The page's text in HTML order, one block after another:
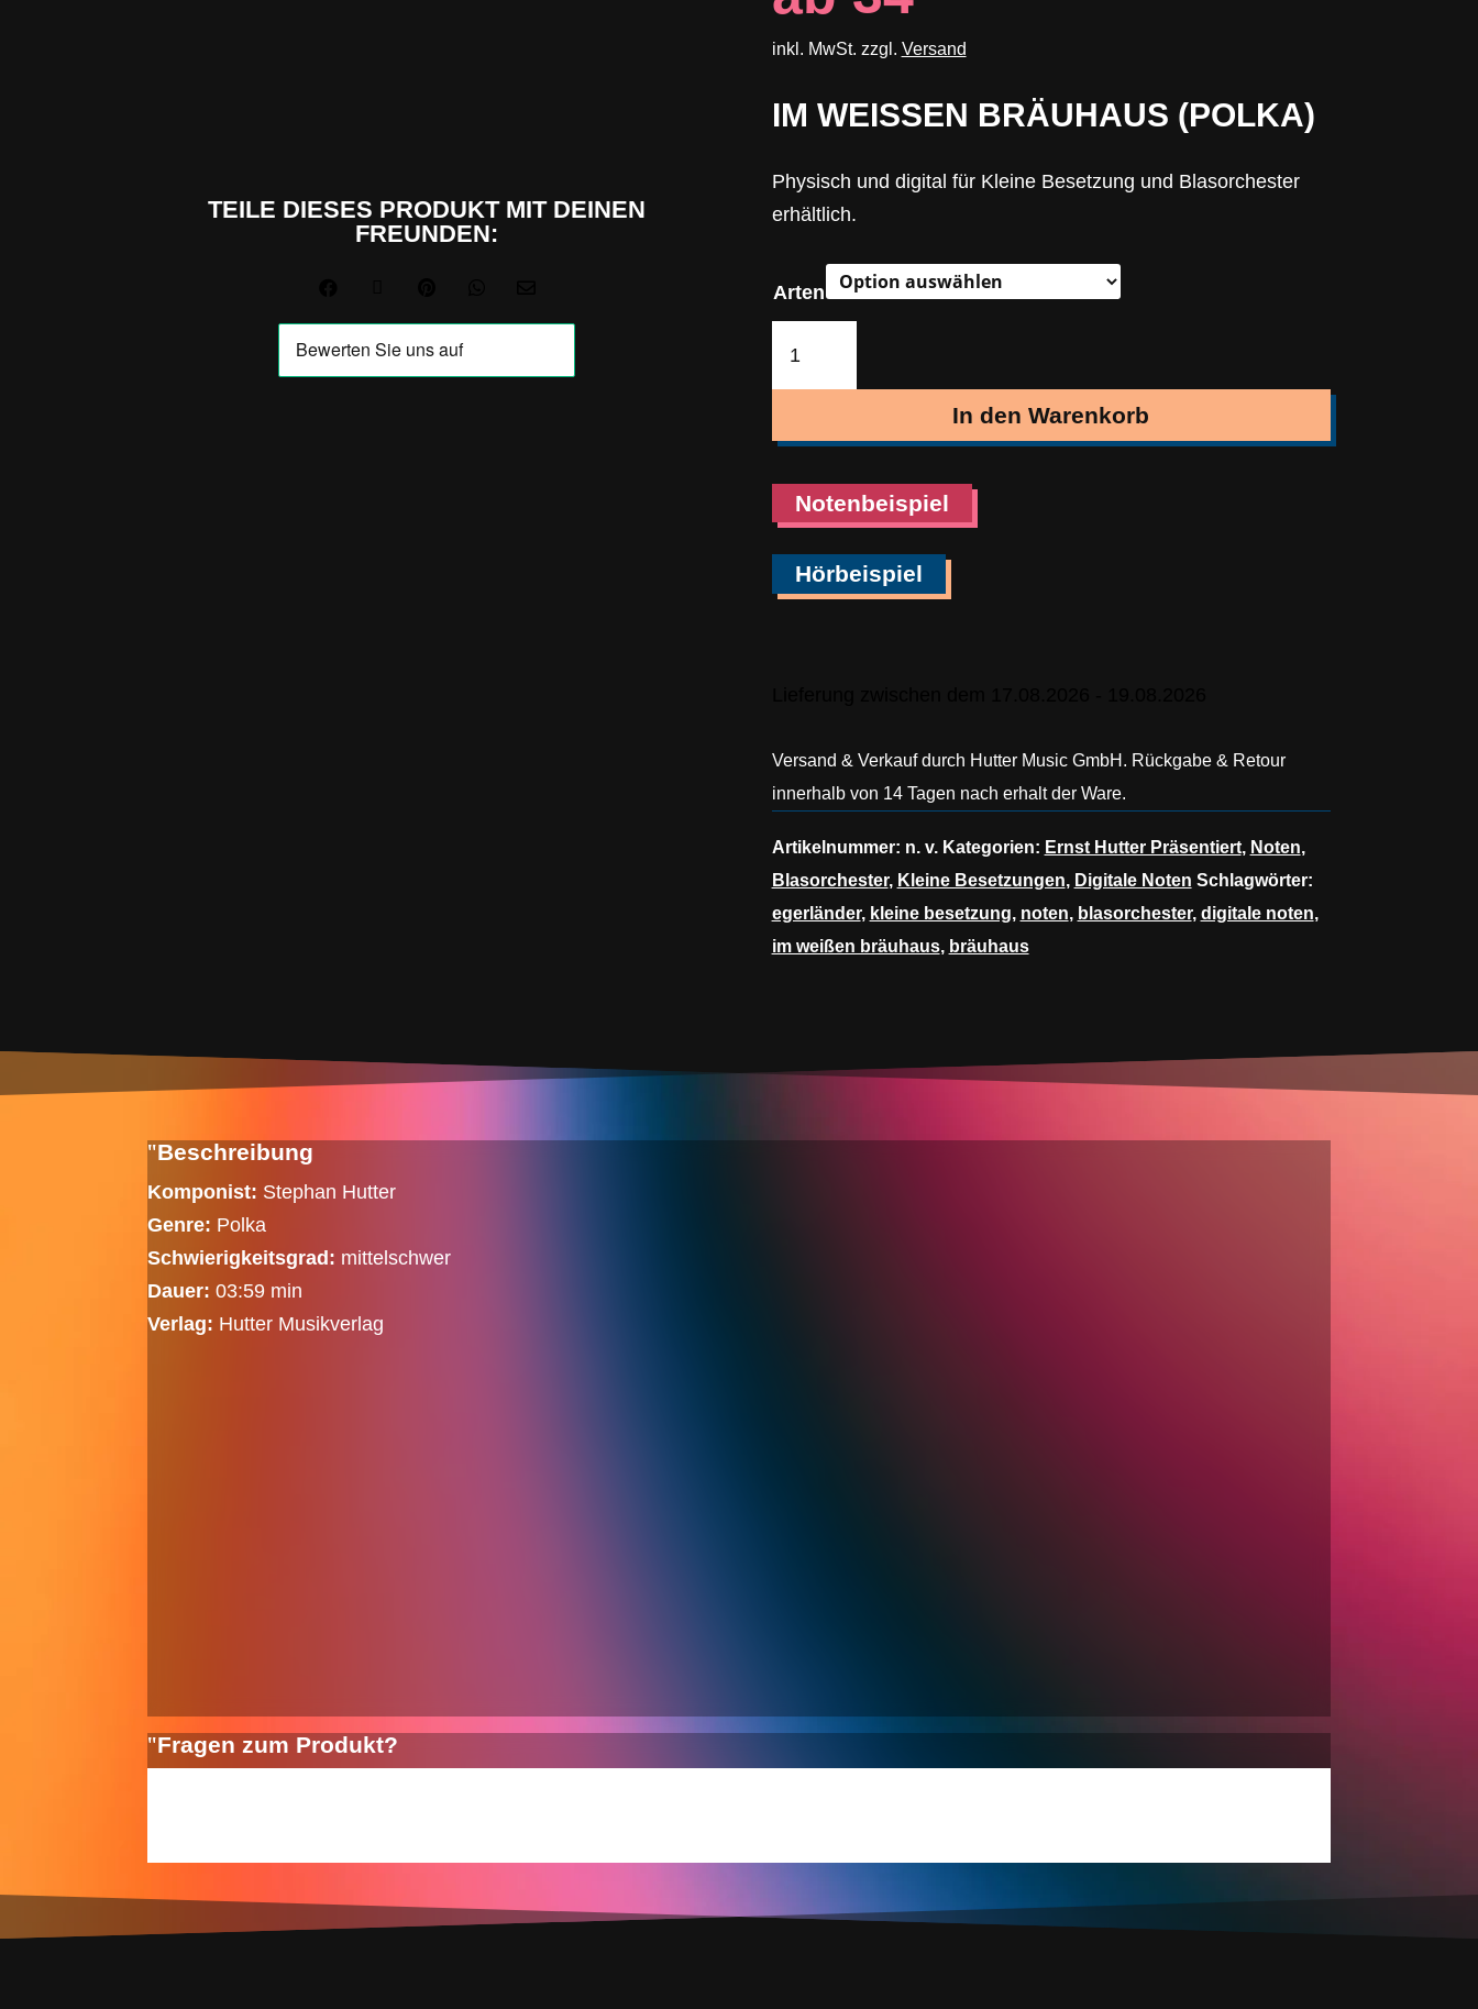
TEILE DIESES PRODUKT MIT DEINEN
FREUNDEN:
inkl. MwSt. zzgl. Versand
IM WEISSEN BRÄUHAUS (POLKA)
Physisch und digital für Kleine Besetzung und Blasorchester
erhältlich.
Arten
weißen
In den Warenkorb
Notenbeispiel
Hörbeispiel
Versand & Verkauf durch Hutter Music GmbH. Rückgabe & Retour
innerhalb von 14 Tagen nach erhalt der Ware.
Artikelnummer: n. v. Kategorien: Ernst Hutter Präsentiert, Noten,
Blasorchester, Kleine Besetzungen, Digitale Noten Schlagwörter:
egerländer, kleine besetzung, noten, blasorchester, digitale noten,
im weißen bräuhaus, bräuhaus
Beschreibung
Komponist: Stephan Hutter
Genre: Polka
Schwierigkeitsgrad: mittelschwer
Dauer: 03:59 min
Verlag: Hutter Musikverlag
Fragen zum Produkt?